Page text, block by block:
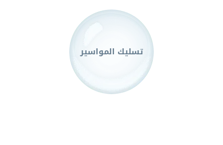
تسليك المواسير